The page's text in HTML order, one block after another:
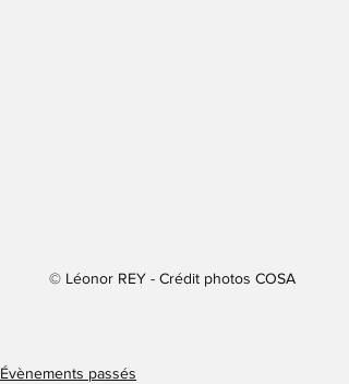
© Léonor REY - Crédit photos COSA
Évènements passés